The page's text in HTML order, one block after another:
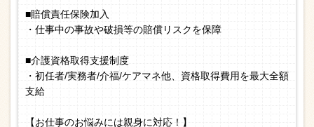
■賠償責任保険加入
・仕事中の事故や破損等の賠償リスクを保障
■介護資格取得支援制度
・初任者/実務者/介福/ケアマネ他、資格取得費用を最大全額
支給
【お仕事のお悩みには親身に対応！】